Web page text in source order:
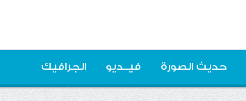
حديث الصورة فيــديو الجرافيك